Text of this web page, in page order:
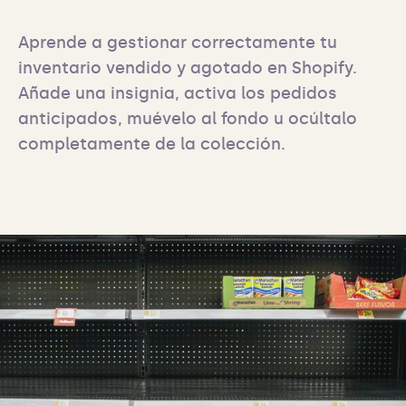
Aprende a gestionar correctamente tu
inventario vendido y agotado en Shopify.
Añade una insignia, activa los pedidos
anticipados, muévelo al fondo u ocúltalo
completamente de la colección.